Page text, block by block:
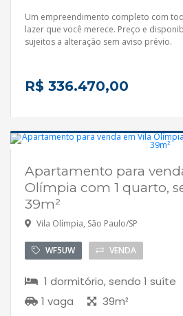
Um empreendimento completo com
lazer que você merece. Preço e
sujeitos a alteração sem aviso prévio.
R$ 336.470,00
Apartamento para
Olímpia com 1 quarto,
39m²
Vila Olímpia, São Paulo/SP
WF5UW VENDA
1 dormitório, sendo 1 suíte
1 vaga
39m²